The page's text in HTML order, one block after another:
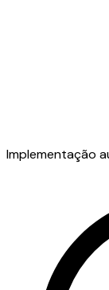
Implementação